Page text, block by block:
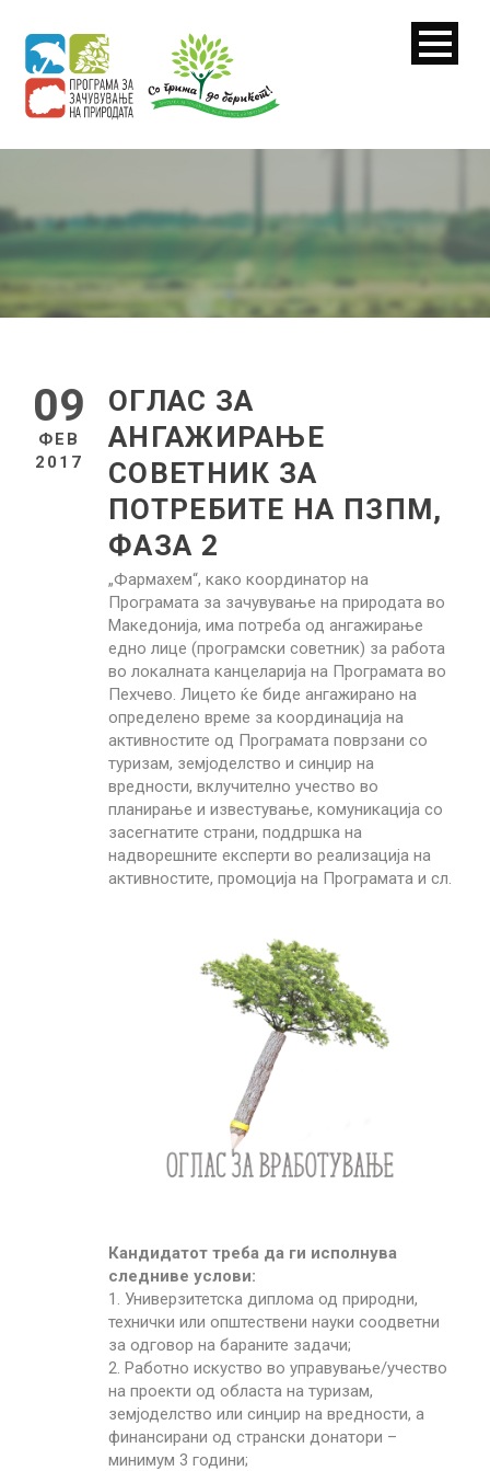
09
ФЕВ
2017
ОГЛАС ЗА
АНГАЖИРАЊЕ
СОВЕТНИК ЗА
ПОТРЕБИТЕ НА ПЗПМ,
ФАЗА 2
„Фармахем“, како координатор на
Програмата за зачувување на природата во
Македонија, има потреба од ангажирање
едно лице (програмски советник) за работа
во локалната канцеларија на Програмата во
Пехчево. Лицето ќе биде ангажирано на
определено време за координација на
активностите од Програмата поврзани со
туризам, земјоделство и синџир на
вредности, вклучително учество во
планирање и известување, комуникација со
засегнатите страни, поддршка на
надворешните експерти во реализација на
активностите, промоција на Програмата и сл.
Кандидатот треба да ги исполнува
следниве услови:
1. Универзитетска диплома од природни,
технички или општествени науки соодветни
за одговор на бараните задачи;
2. Работно искуство во управување/учество
на проекти од областа на туризам,
земјоделство или синџир на вредности, а
финансирани од странски донатори –
минимум 3 години;